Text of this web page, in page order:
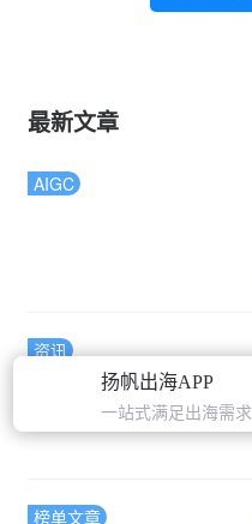
扬帆出海APP
一站式满足出海需求
最新文章
AIGC
资讯
榜单文章